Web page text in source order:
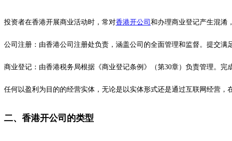
投资者在香港开展商业活动时，常对香港开公司 和办理商业登记产生混淆
公司注册：由香港公司注册处负责，涵盖公司的全面管理和监督。提交
商业登记：由香港税务局根据《商业登记条例》（第30章）负责管理。
任何以盈利为目的的经营实体，无论是以实体形式还是通过互联网经营，
二、香港开公司的类型